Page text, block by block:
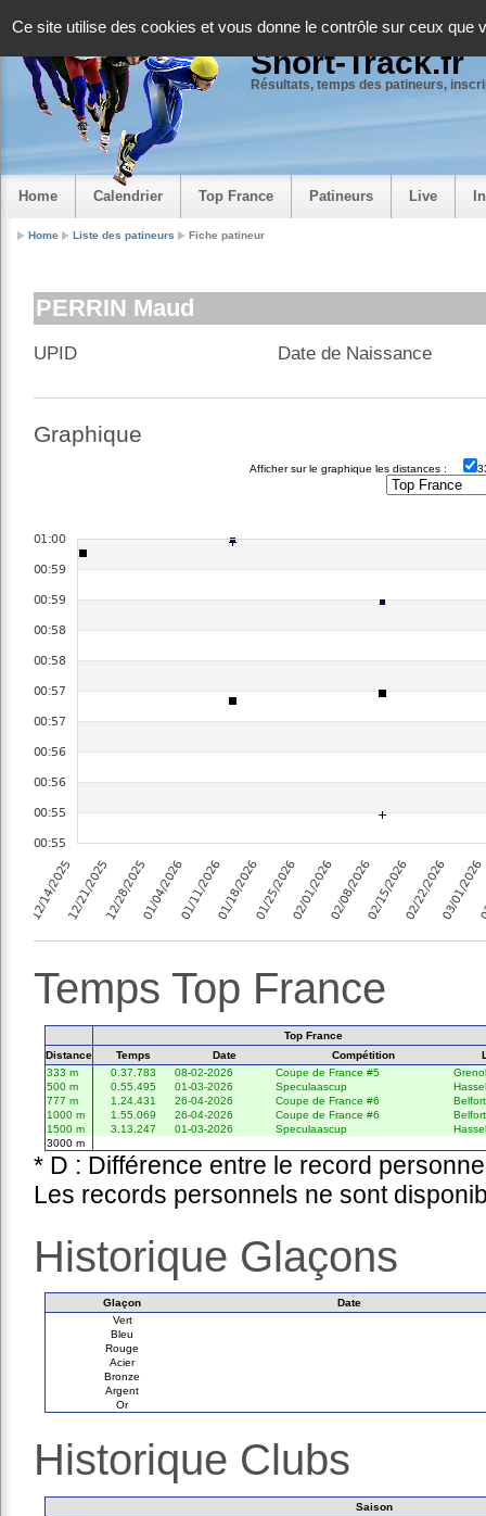
Ce site utilise des cookies et vous donne le contrôle sur ceux que
Short-Track.fr
Résultats, temps des patineurs,
Home Calendrier Top France Patineurs Live
Home Liste des patineurs Fiche patineur
PERRIN Maud
UPID Date de Naissance
Graphique
Afficher sur le graphique les distances :
Temps Top France
Top France
Distance
Temps Date Compétition
333 m
0.37.783 08-02-2026 Coupe de France #5
500 m
0.55.495 01-03-2026 Speculaascup
777 m
1.24.431 26-04-2026 Coupe de France #6
Belfort
1000 m
1.55.069 26-04-2026 Coupe de France #6
Belfort
1500 m
3.13.247 01-03-2026 Speculaascup
3000 m
* D : Différence entre le record
Les records personnels ne sont
Historique Glaçons
Glaçon
Date
Vert
Bleu
Rouge
Acier
Bronze
Argent
Or
Historique Clubs
Saison